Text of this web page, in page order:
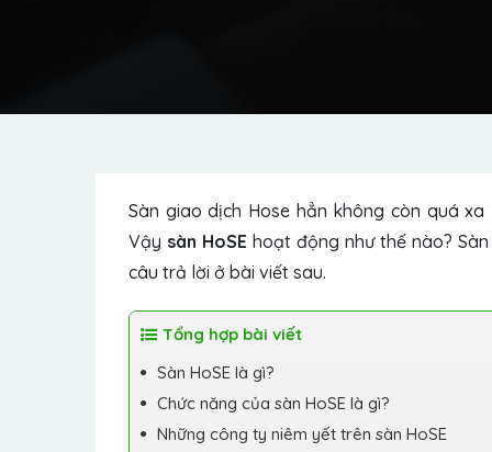
Sàn giao dịch Hose hẳn không còn quá
Vậy sàn HoSE hoạt động như thế nào?
câu trả lời ở bài viết sau.
Tổng hợp bài viết
Sàn HoSE là gì?
Chức năng của sàn HoSE là gì?
Những công ty niêm yết trên sàn HoSE